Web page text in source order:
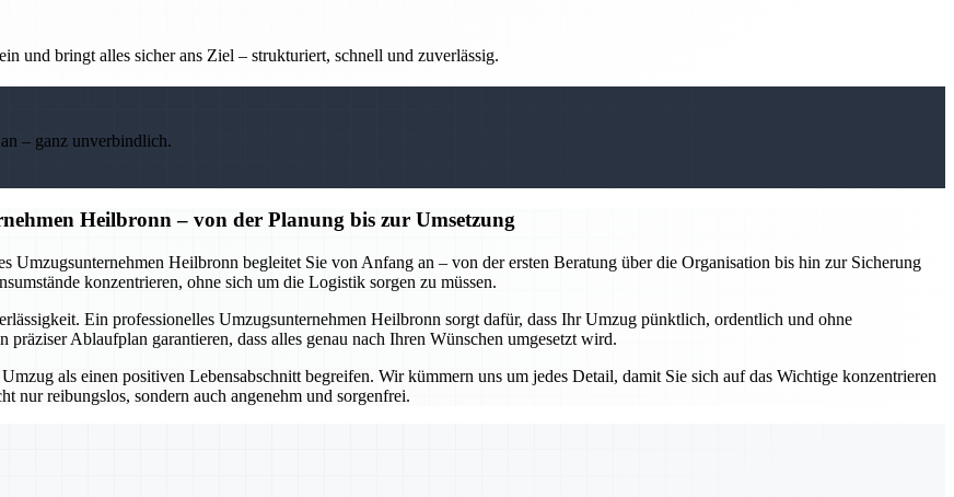
und bringt alles sicher ans Ziel – strukturiert, schnell und zuverlässig.
– ganz unverbindlich.
Heilbronn – von der Planung bis zur Umsetzung
Umzugsunternehmen Heilbronn begleitet Sie von Anfang an – von der ersten Beratung über die Organisation bis hin zur Sicherung
konzentrieren, ohne sich um die Logistik sorgen zu müssen.
Ein professionelles Umzugsunternehmen Heilbronn sorgt dafür, dass Ihr Umzug pünktlich, ordentlich und ohne
Ablaufplan garantieren, dass alles genau nach Ihren Wünschen umgesetzt wird.
als einen positiven Lebensabschnitt begreifen. Wir kümmern uns um jedes Detail, damit Sie sich auf das Wichtige konzentrieren
nur reibungslos, sondern auch angenehm und sorgenfrei.